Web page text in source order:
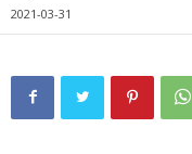
2021-03-31